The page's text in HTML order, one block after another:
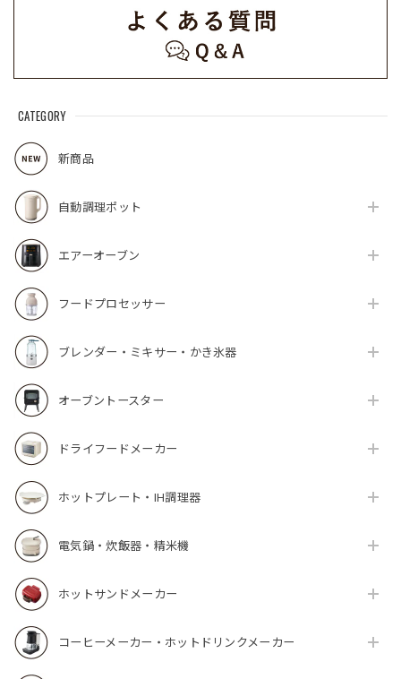
CATEGORY
新商品
自動調理ポット
エアーオーブン
フードプロセッサー
ブレンダー・ミキサー・かき氷器
オーブントースター
ドライフードメーカー
ホットプレート・IH調理器
電気鍋・炊飯器・精米機
ホットサンドメーカー
コーヒーメーカー・ホットドリンクメーカー